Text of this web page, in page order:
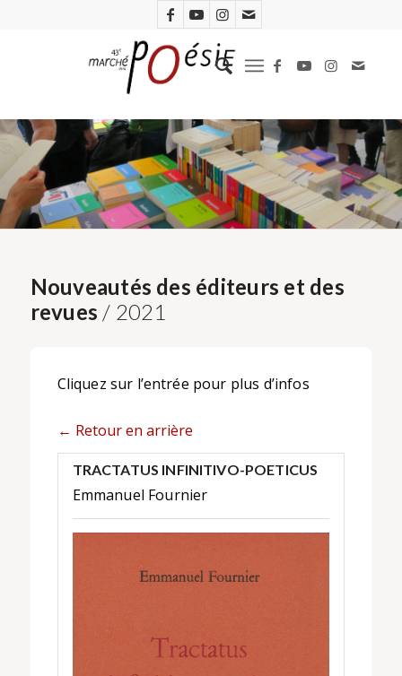
Nouveautés des éditeurs et des
revues / 2021
Cliquez sur l’entrée pour plus d’infos
← Retour en arrière
TRACTATUS INFINITIVO-POETICUS
Emmanuel Fournier